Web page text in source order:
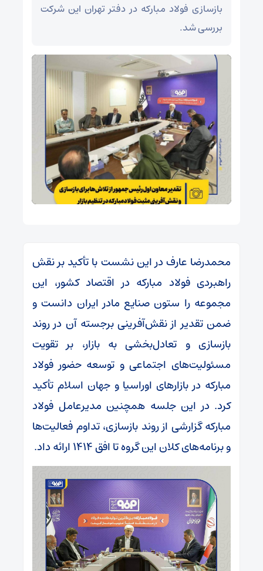
بازسازی فولاد مبارکه در دفتر تهران این شرکت
بررسی شد.
محمدرضا عارف در این نشست با تأکید بر نقش
راهبردی فولاد مبارکه در اقتصاد کشور، این
مجموعه را ستون صنایع مادر ایران دانست و
ضمن تقدیر از نقش‌آفرینی برجسته آن در روند
بازسازی و تعادل‌بخشی به بازار، بر تقویت
مسئولیت‌های اجتماعی و توسعه حضور فولاد
مبارکه در بازارهای اوراسیا و جهان اسلام تأکید
کرد. در این جلسه همچنین مدیرعامل فولاد
مبارکه گزارشی از روند بازسازی، تداوم فعالیت‌ها
و برنامه‌های کلان این گروه تا افق ۱۴۱۴ ارائه داد.